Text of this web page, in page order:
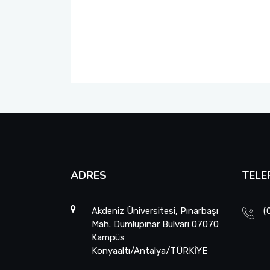
ADRES
Akdeniz Üniversitesi, Pınarbaşı
Mah. Dumlupınar Bulvarı 07070
Kampüs
Konyaaltı/Antalya/TÜRKİYE